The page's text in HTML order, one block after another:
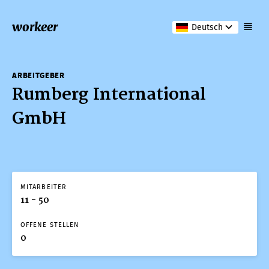
workeer Deutsch
ARBEITGEBER
Rumberg International
GmbH
MITARBEITER
11 - 50
OFFENE STELLEN
0